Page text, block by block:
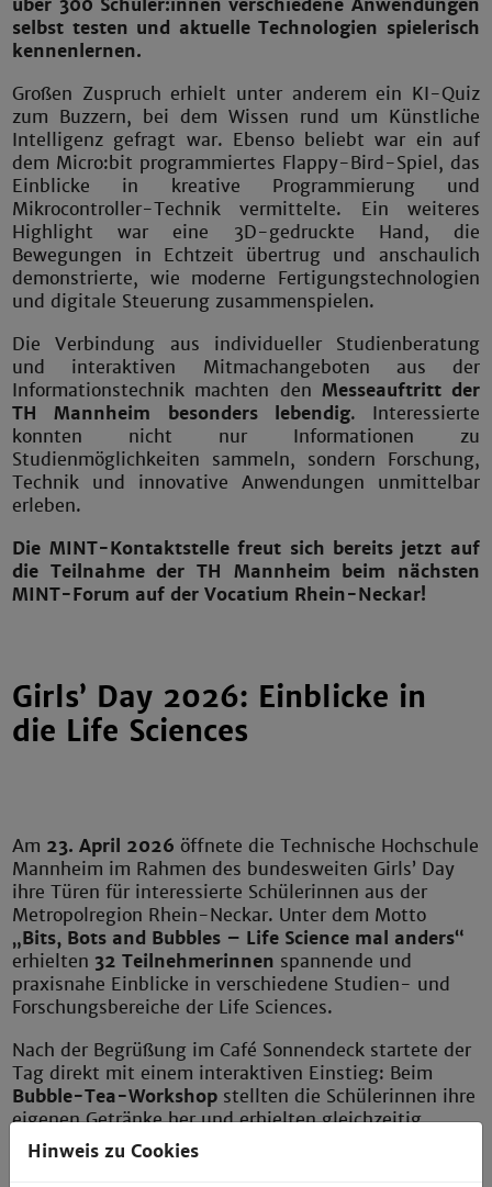
selbst testen und aktuelle Technologien spielerisch
kennenlernen.
Großen Zuspruch erhielt unter anderem ein KI-Quiz
zum Buzzern, bei dem Wissen rund um Künstliche
Intelligenz gefragt war. Ebenso beliebt war ein auf
dem Micro:bit programmiertes Flappy-Bird-Spiel, das
Einblicke in kreative Programmierung und
Mikrocontroller-Technik vermittelte. Ein weiteres
Highlight war eine 3D-gedruckte Hand, die
Bewegungen in Echtzeit übertrug und anschaulich
demonstrierte, wie moderne Fertigungstechnologien
und digitale Steuerung zusammenspielen.
Die Verbindung aus individueller Studienberatung
und interaktiven Mitmachangeboten aus der
Informationstechnik machten den Messeauftritt der
TH Mannheim besonders lebendig. Interessierte
konnten nicht nur Informationen zu
Studienmöglichkeiten sammeln, sondern Forschung,
Technik und innovative Anwendungen unmittelbar
erleben.
Die MINT-Kontaktstelle freut sich bereits jetzt auf
die Teilnahme der TH Mannheim beim nächsten
MINT-Forum auf der Vocatium Rhein-Neckar!
Girls’ Day 2026: Einblicke in
die Life Sciences
Am 23. April 2026 öffnete dieTechnische Hochschule
Mannheim im Rahmen des bundesweiten Girls’ Day
ihre Türen für interessierte Schülerinnen aus der
Metropolregion Rhein-Neckar. Unter dem Motto
„Bits, Bots and Bubbles – Life Science mal anders“
erhielten32 Teilnehmerinnen spannende und
praxisnahe Einblicke in verschiedene Studien- und
Forschungsbereiche der Life Sciences.
Nach der Begrüßung im Café Sonnendeck startete der
Tag direkt mit einem interaktiven Einstieg: Beim
Bubble-Tea-Workshop stellten die Schülerinnen ihre
eigenen Getränke her und erhielten gleichzeitig
Einblicke in die zugrunde liegenden
Hinweis zu Cookies